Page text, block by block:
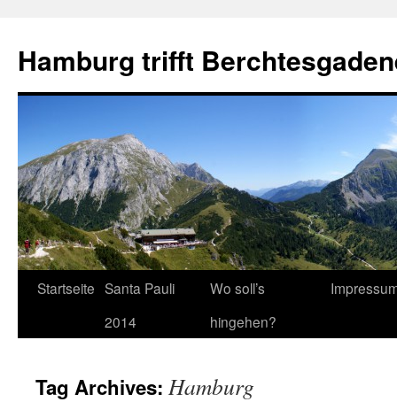
Hamburg trifft
Startseite Santa Pauli
2014
Wo soll’s
hingehen?
Tag Archives: Hamburg